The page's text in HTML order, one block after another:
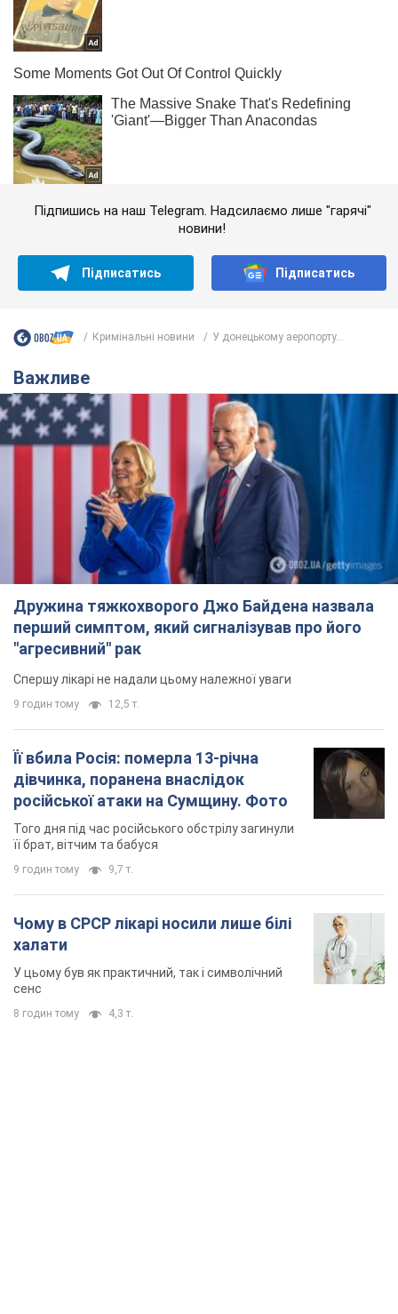
Підпишись на наш Telegram. Надсилаємо лише "гарячі"
новини!
Підписатись Підписатись
Кримінальні новини У донецькому аеропорту...
Важливе
Дружина тяжкохворого Джо Байдена назвала
перший симптом, який сигналізував про його
"агресивний" рак
Спершу лікарі не надали цьому належної уваги
9 годин тому 12,5 т.
Її вбила Росія: померла 13-річна
дівчинка, поранена внаслідок
російської атаки на Сумщину. Фото
Того дня під час російського обстрілу загинули
її брат, вітчим та бабуся
9 годин тому 9,7 т.
Чому в СРСР лікарі носили лише білі
халати
У цьому був як практичний, так і символічний
сенс
8 годин тому 4,3 т.